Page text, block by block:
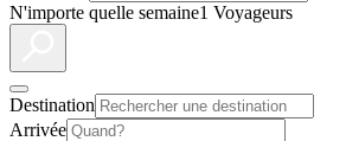
N'importe quelle semaine1 Voyageurs
Destination
Arrivée